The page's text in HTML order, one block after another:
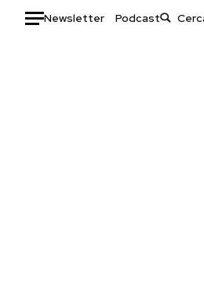
Newsletter Podcast